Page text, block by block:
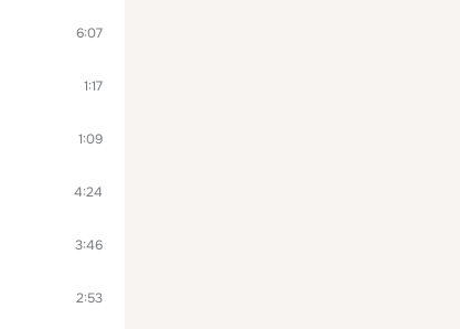
6:07
1:17
1:09
4:24
3:46
2:53